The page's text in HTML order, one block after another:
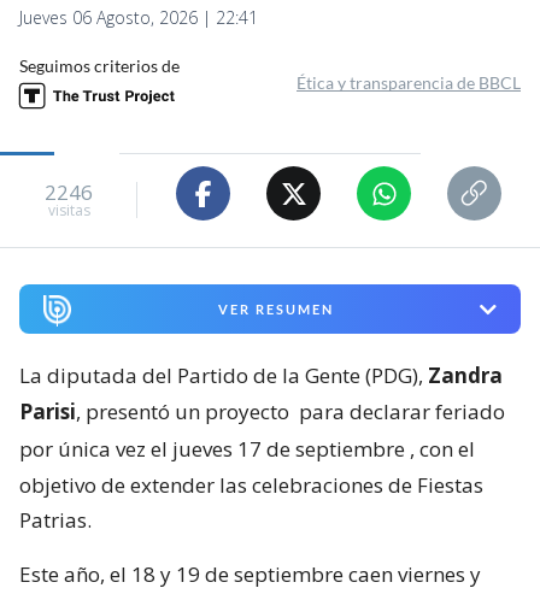
Jueves 06 Agosto, 2026 | 22:41
Seguimos criterios de
Ética y transparencia de BBCL
2246
visitas
VER RESUMEN
La diputada del Partido de la Gente (PDG), Zandra
Parisi, presentó un proyecto para declarar feriado
por única vez el jueves 17 de septiembre , con el
objetivo de extender las celebraciones de Fiestas
Patrias.
Este año, el 18 y 19 de septiembre caen viernes y